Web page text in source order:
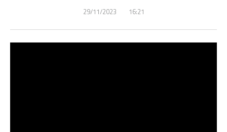
29/11/2023 16:21